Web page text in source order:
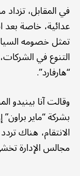
في المقابل،
عدائية، خاصة
تمثل خصومه
التنوع في
“هارفارد”.
وقالت آنا بينيدو
بشركة “ماير
الانتقام، هناك
مجالس الإدارة